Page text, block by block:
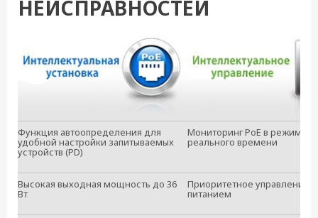
НЕИСПРАВНОСТЕЙ
Функция автоопределения для
удобной настройки запитываемых
устройств (PD)
Мониторинг PoE в режиме
реального времени
Высокая выходная мощность до 36
Вт
Приоритетное управление
питанием